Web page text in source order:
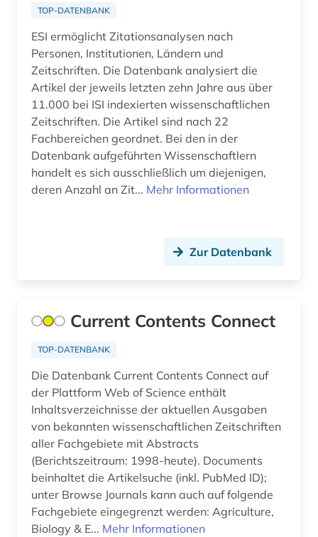
angloamerikanischer kulturraum (2)
anlagenbau (3)
anleitung (1)
anorganische chemie (1)
antarktika (2)
antarktis (5)
anthropologie (11)
anthroposophische medizin (1)
anthropozän (1)
antijüdische propaganda (1)
antike (6)
antike religionen (1)
antiquariat (2)
Ostasien (3)
Osteuropa (18)
Ostmitteleuropa (8)
Palaestina (2)
Polen (11)
Russland, Sowjetunion (20)
Saarland (2)
Sachsen (2)
Sachsen-Anhalt (2)
Schleswig-Holstein (4)
Schweden (53)
Schweiz (25)
Serbien (7)
TOP-DATENBANK
ESI ermöglicht Zitationsanalysen nach
Personen, Institutionen, Ländern und
Zeitschriften. Die Datenbank analysiert die
Artikel der jeweils letzten zehn Jahre aus über
11.000 bei ISI indexierten wissenschaftlichen
Zeitschriften. Die Artikel sind nach 22
Fachbereichen geordnet. Bei den in der
Datenbank aufgeführten Wissenschaftlern
handelt es sich ausschließlich um diejenigen,
deren Anzahl an Zit... Mehr Informationen
Zur Datenbank
Current Contents Connect
TOP-DATENBANK
Die Datenbank Current Contents Connect auf
der Plattform Web of Science enthält
Inhaltsverzeichnisse der aktuellen Ausgaben
von bekannten wissenschaftlichen Zeitschriften
aller Fachgebiete mit Abstracts
(Berichtszeitraum: 1998-heute). Documents
beinhaltet die Artikelsuche (inkl. PubMed ID);
unter Browse Journals kann auch auf folgende
Fachgebiete eingegrenzt werden: Agriculture,
Biology & E... Mehr Informationen